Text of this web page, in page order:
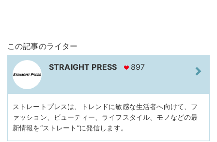
この記事のライター
STRAIGHT PRESS 897
ストレートプレスは、トレンドに敏感な生活者へ向けて、フ
ァッション、ビューティー、ライフスタイル、モノなどの最
新情報を“ストレート”に発信します。